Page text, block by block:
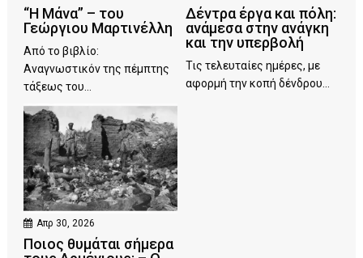
“Η Μάνα” – του
Γεώργιου Μαρτινέλλη
Από το βιβλίο:
Αναγνωστικόν της πέμπτης
τάξεως του...
Δέντρα έργα και πόλη:
ανάμεσα στην ανάγκη
και την υπερβολή
Τις τελευταίες ημέρες, με
αφορμή την κοπή δένδρου...
Απρ 30, 2026
Ποιος θυμάται σήμερα